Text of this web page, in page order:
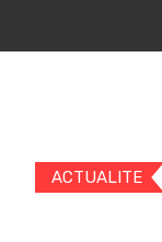
ACTUALITE